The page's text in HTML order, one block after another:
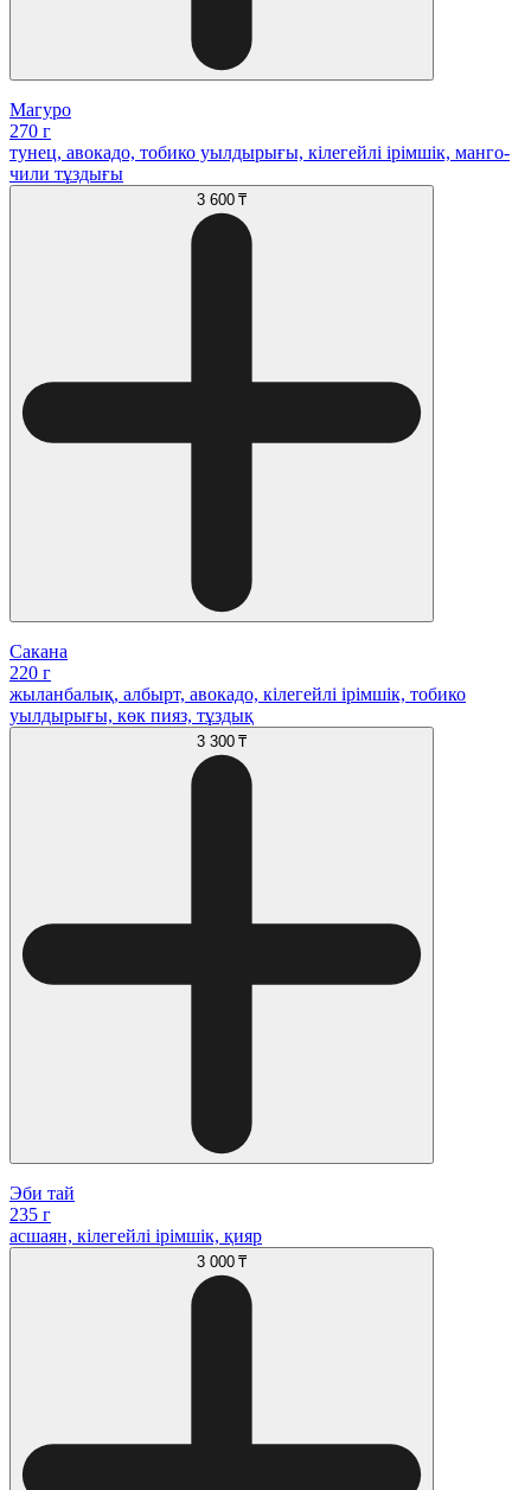
Магуро
270 г
тунец, авокадо, тобико уылдырығы, кілегейлі ірімшік, манго-
чили тұздығы
3 600 ₸
Сакана
220 г
жыланбалық, албырт, авокадо, кілегейлі ірімшік, тобико
уылдырығы, көк пияз, тұздық
3 300 ₸
Эби тай
235 г
асшаян, кілегейлі ірімшік, қияр
3 000 ₸